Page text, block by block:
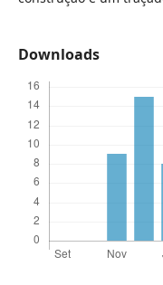
Downloads